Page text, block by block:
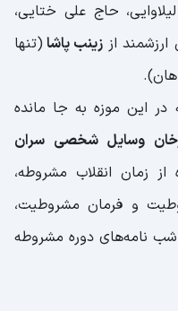
حاج علی ختایی،
از زینب پاشا (تنها
در این موزه به جا مانده
وسایل شخصی سران
زمان انقلاب مشروطه،
و فرمان مشروطیت،
شب‌ نامه‌های دوره مشروطه